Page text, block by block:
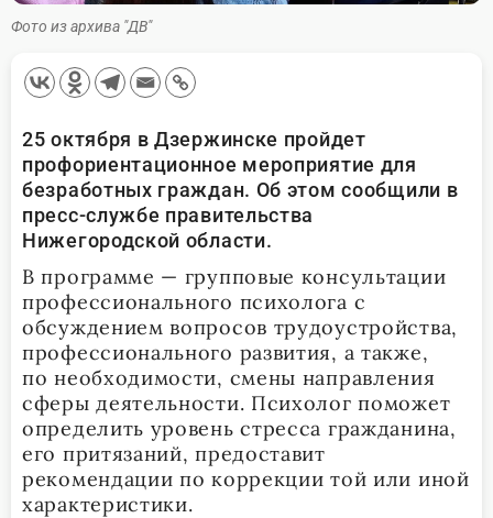
Фото из архива "ДВ"
25 октября в Дзержинске пройдет
профориентационное мероприятие для
безработных граждан. Об этом сообщили в
пресс-службе правительства
Нижегородской области.
В программе — групповые консультации
профессионального психолога с
обсуждением вопросов трудоустройства,
профессионального развития, а также,
по необходимости, смены направления
сферы деятельности. Психолог поможет
определить уровень стресса гражданина,
его притязаний, предоставит
рекомендации по коррекции той или иной
характеристики.